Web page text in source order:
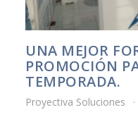
UNA MEJOR
PROMOCIÓN
TEMPORADA.
Proyectiva Soluciones